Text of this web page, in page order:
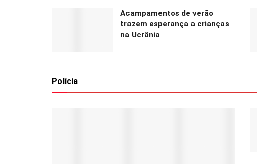
Acampamentos de verão
trazem esperança a crianças
na Ucrânia
Polícia